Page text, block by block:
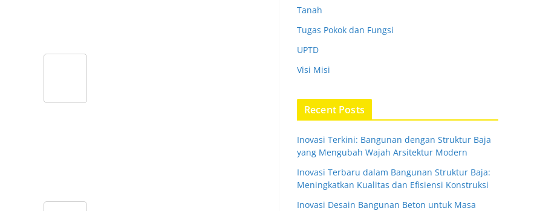
Tanah
Tugas Pokok dan Fungsi
UPTD
Visi Misi
Recent Posts
Inovasi Terkini: Bangunan dengan Struktur Baja
yang Mengubah Wajah Arsitektur Modern
Inovasi Terbaru dalam Bangunan Struktur Baja:
Meningkatkan Kualitas dan Efisiensi Konstruksi
Inovasi Desain Bangunan Beton untuk Masa